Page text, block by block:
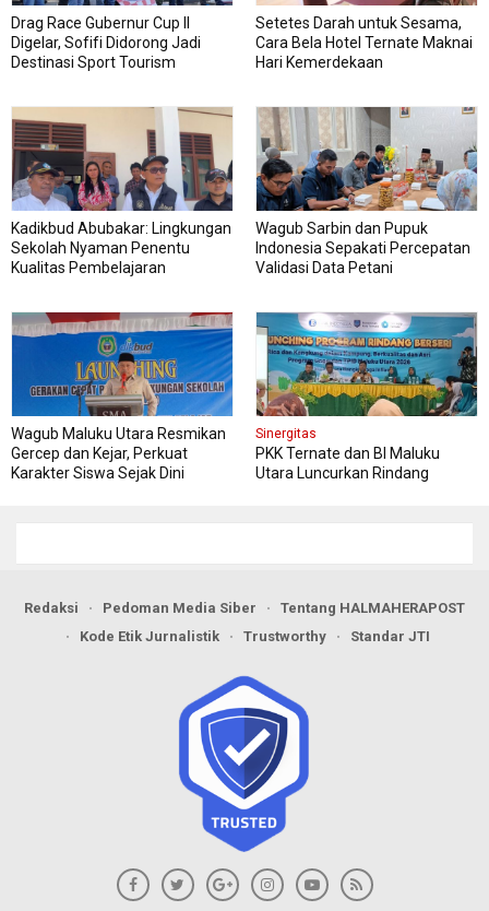
Drag Race Gubernur Cup II
Digelar, Sofifi Didorong Jadi
Destinasi Sport Tourism
Setetes Darah untuk Sesama,
Cara Bela Hotel Ternate Maknai
Hari Kemerdekaan
Kadikbud Abubakar: Lingkungan
Sekolah Nyaman Penentu
Kualitas Pembelajaran
Wagub Sarbin dan Pupuk
Indonesia Sepakati Percepatan
Validasi Data Petani
Wagub Maluku Utara Resmikan
Gercep dan Kejar, Perkuat
Karakter Siswa Sejak Dini
Sinergitas
PKK Ternate dan BI Maluku
Utara Luncurkan Rindang
Redaksi Pedoman Media Siber
Tentang HALMAHERAPOST
Kode Etik Jurnalistik
Trustworthy Standar JTI